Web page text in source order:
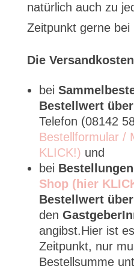
natürlich auch zu
Zeitpunkt gerne
Die
bei
Bestellwert
Telefon (08142
Bestellformular /
KLICK!) und
bei
Shop (hier
Bestellwert
den
angibst.Hier ist
Zeitpunkt, nur
Bestellsumme